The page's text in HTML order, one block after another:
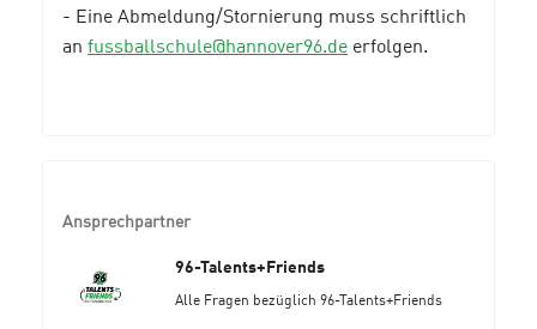
- Eine Abmeldung/Stornierung muss schriftlich
an fussballschule@hannover96.de erfolgen.
Ansprechpartner
96-Talents+Friends
Alle Fragen bezüglich 96-Talents+Friends